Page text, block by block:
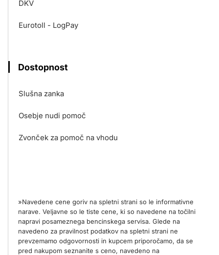
DKV
Eurotoll - LogPay
Dostopnost
Slušna zanka
Osebje nudi pomoč
Zvonček za pomoč na vhodu
»Navedene cene goriv na spletni strani so le informativne
narave. Veljavne so le tiste cene, ki so navedene na točilni
napravi posameznega bencinskega servisa. Glede na
navedeno za pravilnost podatkov na spletni strani ne
prevzemamo odgovornosti in kupcem priporočamo, da se
pred nakupom seznanite s ceno, navedeno na